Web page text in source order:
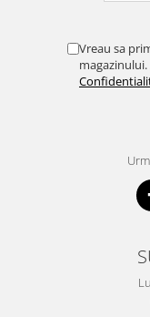
Vreau sa